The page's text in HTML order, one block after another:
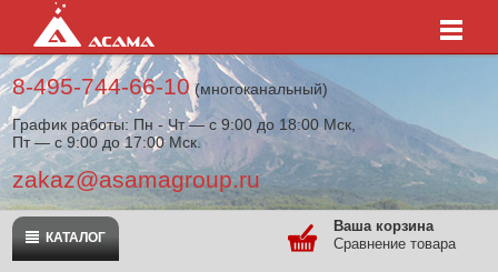
8-495-744-66-10(многоканальный)
График работы: Пн - Чт — с 9:00 до 18:00 Мск,
Пт — с 9:00 до 17:00 Мск.
zakaz@asamagroup.ru
КАТАЛОГ
Ваша корзина
Сравнение товара